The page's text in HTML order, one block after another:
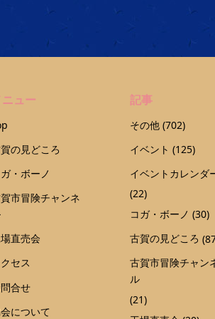
ニュー
の見どころ
・ボーノ
市冒険チャンネ
直売会
セス
合せ
について
記事
その他 (702)
イベント (125)
イベントカレンダ
(22)
コガ・ボーノ (30)
古賀の見どころ
古賀市冒険チャン
ル
(21)